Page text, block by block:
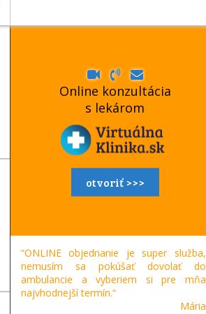
Online konzultácia
s lekárom
otvoriť >>>
“ONLINE objednanie je super služba,
nemusím sa pokúšať dovolať do
ambulancie a vyberiem si pre mňa
najvhodnejší termín.“
Mária